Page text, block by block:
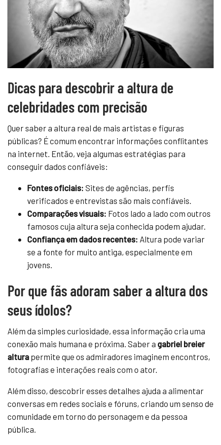
Dicas para descobrir a altura de
celebridades com precisão
Quer saber a altura real de mais artistas e figuras
públicas? É comum encontrar informações conflitantes
na internet. Então, veja algumas estratégias para
conseguir dados confiáveis:
Fontes oficiais: Sites de agências, perfis
verificados e entrevistas são mais confiáveis.
Comparações visuais: Fotos lado a lado com outros
famosos cuja altura seja conhecida podem ajudar.
Confiança em dados recentes: Altura pode variar
se a fonte for muito antiga, especialmente em
jovens.
Por que fãs adoram saber a altura dos
seus ídolos?
Além da simples curiosidade, essa informação cria uma
conexão mais humana e próxima. Saber a gabriel breier
altura permite que os admiradores imaginem encontros,
fotografias e interações reais com o ator.
Além disso, descobrir esses detalhes ajuda a alimentar
conversas em redes sociais e fóruns, criando um senso de
comunidade em torno do personagem e da pessoa
pública.